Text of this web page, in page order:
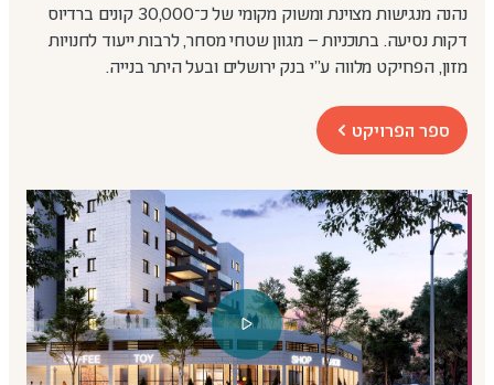
נהנה מנגישות מצוינת ומשוק מקומי של כ־30,000 קונים ברדיוס
דקות נסיעה. בתוכניות – מגוון שטחי מסחר, לרבות ייעוד לחנויות
מזון, הפרויקט מלווה ע״י בנק ירושלים ובעל היתר בנייה.
ספר הפרויקט
קובץ
PDF
קובץ
וידאו